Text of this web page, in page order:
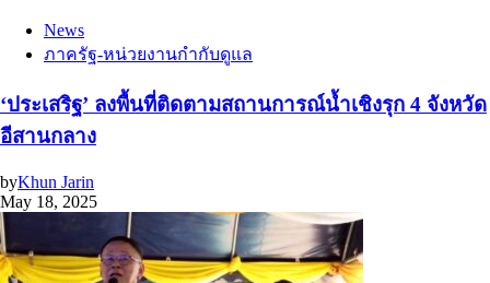
News
ภาครัฐ-หน่วยงานกำกับดูแล
‘ประเสริฐ’ ลงพื้นที่ติดตามสถานการณ์น้ำเชิงรุก 4 จังหวัด
อีสานกลาง
byKhun Jarin
May 18, 2025